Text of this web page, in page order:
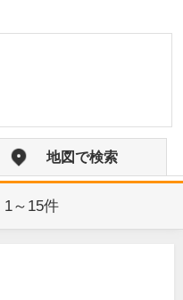
地図で検索
1～15件